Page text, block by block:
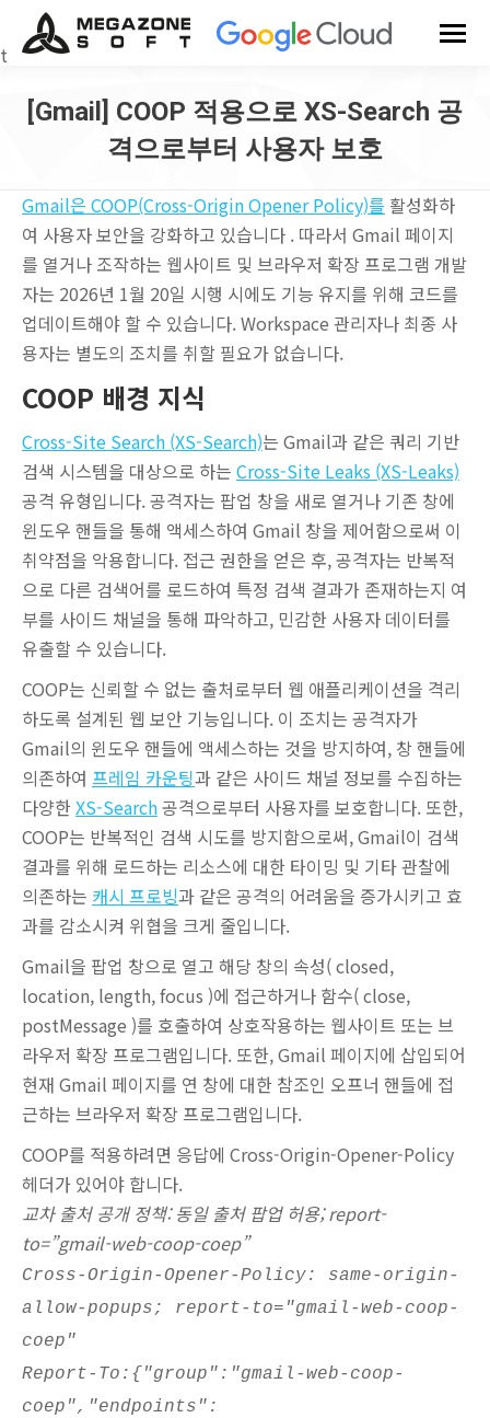
[Gmail] COOP 적용으로 XS-Search 공
격으로부터 사용자 보호
Gmail은 COOP(Cross-Origin Opener Policy)를 활성화하
여 사용자 보안을 강화하고 있습니다 . 따라서 Gmail 페이지
를 열거나 조작하는 웹사이트 및 브라우저 확장 프로그램 개발
자는 2026년 1월 20일 시행 시에도 기능 유지를 위해 코드를
업데이트해야 할 수 있습니다. Workspace 관리자나 최종 사
용자는 별도의 조치를 취할 필요가 없습니다.
COOP 배경 지식
Cross-Site Search (XS-Search)는 Gmail과 같은 쿼리 기반
검색 시스템을 대상으로 하는 Cross-Site Leaks (XS-Leaks)
공격 유형입니다. 공격자는 팝업 창을 새로 열거나 기존 창에
윈도우 핸들을 통해 액세스하여 Gmail 창을 제어함으로써 이
취약점을 악용합니다. 접근 권한을 얻은 후, 공격자는 반복적
으로 다른 검색어를 로드하여 특정 검색 결과가 존재하는지 여
부를 사이드 채널을 통해 파악하고, 민감한 사용자 데이터를
유출할 수 있습니다.
COOP는 신뢰할 수 없는 출처로부터 웹 애플리케이션을 격리
하도록 설계된 웹 보안 기능입니다. 이 조치는 공격자가
Gmail의 윈도우 핸들에 액세스하는 것을 방지하여, 창 핸들에
의존하여 프레임 카운팅과 같은 사이드 채널 정보를 수집하는
다양한 XS-Search공격으로부터 사용자를 보호합니다. 또한,
COOP는 반복적인 검색 시도를 방지함으로써, Gmail이 검색
결과를 위해 로드하는 리소스에 대한 타이밍 및 기타 관찰에
의존하는 캐시 프로빙과 같은 공격의 어려움을 증가시키고 효
과를 감소시켜 위협을 크게 줄입니다.
Gmail을 팝업 창으로 열고 해당 창의 속성(closed,
location, length, focus )에 접근하거나 함수(close,
postMessage )를 호출하여 상호작용하는 웹사이트 또는 브
라우저 확장 프로그램입니다. 또한, Gmail 페이지에 삽입되어
현재 Gmail 페이지를 연 창에 대한 참조인 오프너 핸들에 접
근하는 브라우저 확장 프로그램입니다.
COOP를 적용하려면 응답에 Cross-Origin-Opener-Policy
헤더가 있어야 합니다.
교차 출처 공개 정책: 동일 출처 팝업 허용; report-
to=”gmail-web-coop-coep”
Cross-Origin-Opener-Policy: same-origin-
allow-popups; report-to="gmail-web-coop-
coep"
Report-To:{"group":"gmail-web-coop-
coep","endpoints":
t